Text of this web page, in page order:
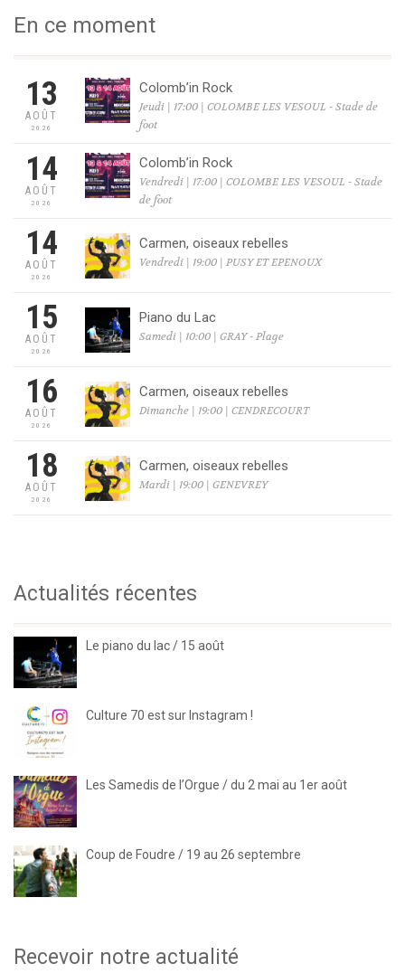
En ce moment
13
AOÛT
2026
Colomb’in Rock
Jeudi | 17:00 | COLOMBE LES VESOUL - Stade de
foot
14
AOÛT
2026
Colomb’in Rock
Vendredi | 17:00 | COLOMBE LES VESOUL - Stade
de foot
14
AOÛT
2026
Carmen, oiseaux rebelles
Vendredi | 19:00 | PUSY ET EPENOUX
15
AOÛT
2026
Piano du Lac
Samedi | 10:00 | GRAY - Plage
16
AOÛT
2026
Carmen, oiseaux rebelles
Dimanche | 19:00 | CENDRECOURT
18
AOÛT
2026
Carmen, oiseaux rebelles
Mardi | 19:00 | GENEVREY
Actualités récentes
Le piano du lac / 15 août
Culture 70 est sur Instagram !
Les Samedis de l’Orgue / du 2 mai au 1er août
Coup de Foudre / 19 au 26 septembre
Recevoir notre actualité